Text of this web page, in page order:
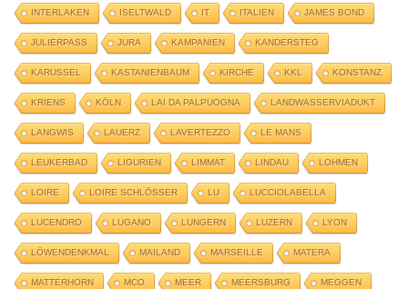
INTERLAKEN ISELTWALD IT ITALIEN JAMES BOND
JULIERPASS JURA KAMPANIEN KANDERSTEG
KARUSSEL KASTANIENBAUM KIRCHE KKL KONSTANZ
KRIENS KÖLN LAI DA PALPUOGNA LANDWASSERVIADUKT
LANGWIS LAUERZ LAVERTEZZO LE MANS
LEUKERBAD LIGURIEN LIMMAT LINDAU LOHMEN
LOIRE LOIRE SCHLÖSSER LU LUCCIOLABELLA
LUCENDRO LUGANO LUNGERN LUZERN LYON
LÖWENDENKMAL MAILAND MARSEILLE MATERA
MATTERHORN MCO MEER MEERSBURG MEGGEN